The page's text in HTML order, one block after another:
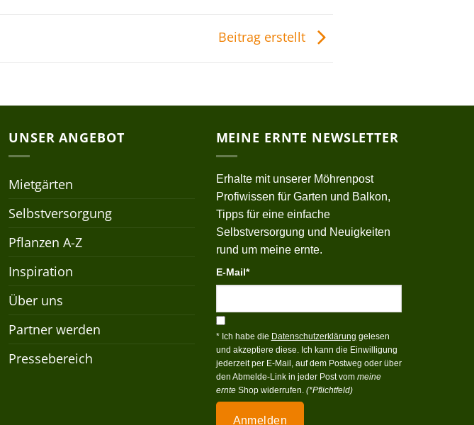
Beitrag erstellt
UNSER ANGEBOT
Mietgärten
Selbstversorgung
Pflanzen A-Z
Inspiration
Über uns
Partner werden
Pressebereich
MEINE ERNTE NEWSLETTER
Erhalte mit unserer Möhrenpost
Profiwissen für Garten und Balkon,
Tipps für eine einfache
Selbstversorgung und Neuigkeiten
rund um meine ernte.
E-Mail*
* Ich habe die Datenschutzerklärung gelesen
und akzeptiere diese. Ich kann die Einwilligung
jederzeit per E-Mail, auf dem Postweg oder über
den Abmelde-Link in jeder Post vom meine
ernteShop widerrufen. (*Pflichtfeld)
Anmelden